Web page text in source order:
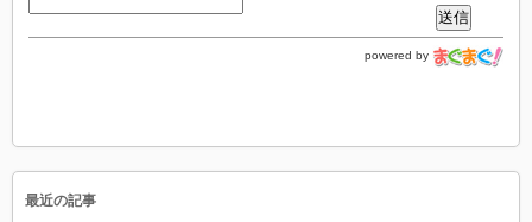
powered by
最近の記事